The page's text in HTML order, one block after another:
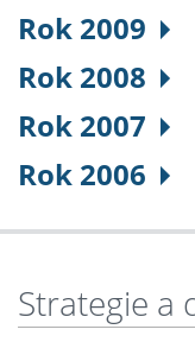
Rok 2009
Rok 2008
Rok 2007
Rok 2006
Strategie a